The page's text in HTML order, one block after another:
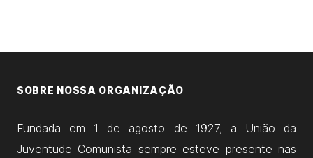
SOBRE NOSSA ORGANIZAÇÃO
Fundada em 1 de agosto de 1927, a União da
Juventude Comunista sempre esteve presente nas